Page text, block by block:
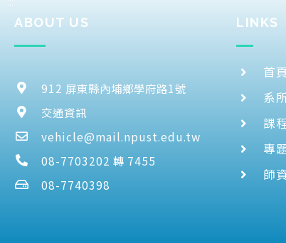
ABOUT US
912 屏東縣內埔鄉學府路1號
交通資訊
vehicle@mail.npust.edu.tw
08-7703202 轉 7455
08-7740398
LINKS
首頁
系
課
專
師